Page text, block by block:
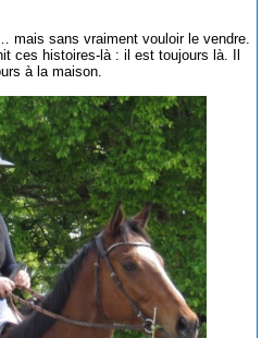
mais sans vraiment vouloir le vendre.
ces histoires-là : il est toujours là. Il
à la maison.